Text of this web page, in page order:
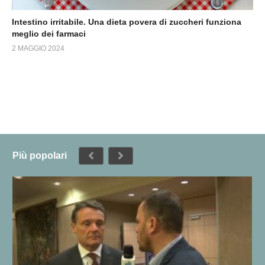
Intestino irritabile. Una dieta povera di zuccheri funziona
meglio dei farmaci
2 MAGGIO 2024
Più popolari